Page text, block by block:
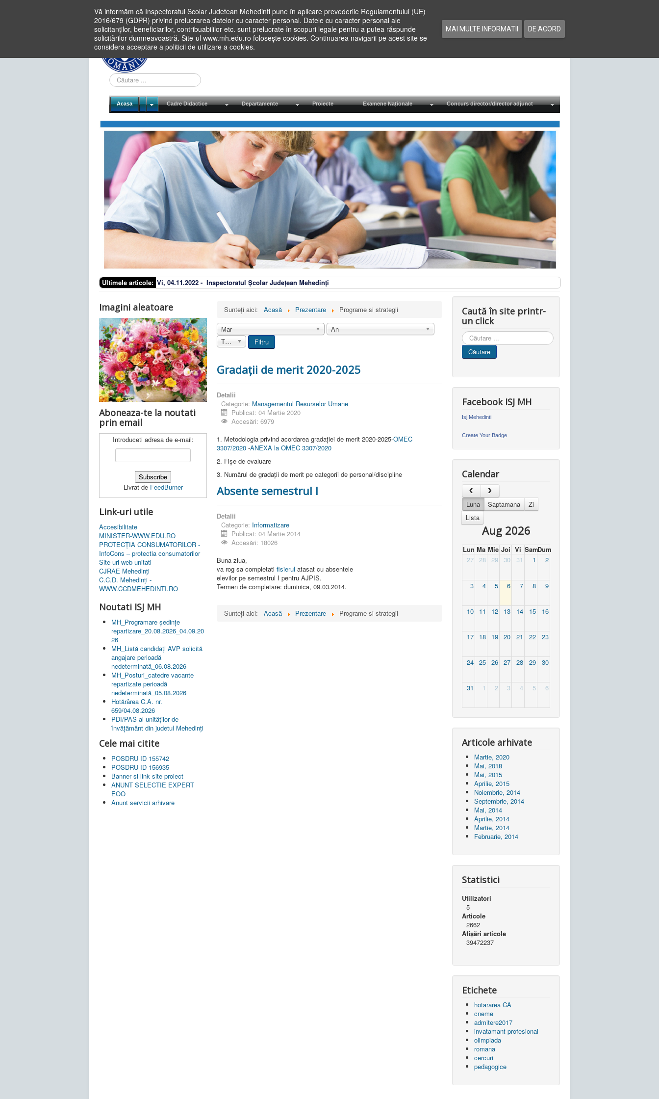
Vă informăm că Inspectoratul Scolar Judetean Mehedinti pune în aplicare prevederile Regulamentului (UE)
2016/679 (GDPR) privind prelucrarea datelor cu caracter personal. Datele cu caracter personal ale
solicitanților, beneficiarilor, contribuabililor etc. sunt prelucrate în scopuri legale pentru a putea răspunde
solicitărilor dumneavoastră. Site-ul www.mh.edu.ro folosește cookies. Continuarea navigarii pe acest site se
considera acceptare a politicii de utilizare a cookies.
MAI MULTE INFORMATII DE ACORD
Cauta
in
site
Acasa Cadre Didactice Departamente Proiecte Examene Naționale Concurs director/director adjunct
Ultimele articole: Vi, 04.11.2022 - Inspectoratul Școlar Județean Mehedinți
Imagini aleatoare
Aboneaza-te la noutati
prin email
Introduceti adresa de e-mail:
Livrat de FeedBurner
Link-uri utile
Accesibilitate
MINISTER-WWW.EDU.RO
PROTECȚIA CONSUMATORILOR -
InfoCons – protectia consumatorilor
Site-uri web unitati
CJRAE Mehedinți
C.C.D. Mehedinţi -
WWW.CCDMEHEDINTI.RO
Noutati ISJ MH
MH_Programare ședințe
repartizare_20.08.2026_04.09.20
26
MH_Listă candidați AVP solicită
angajare perioadă
nedeterminată_06.08.2026
MH_Posturi_catedre vacante
repartizate perioadă
nedeterminată_05.08.2026
Hotărârea C.A. nr.
659/04.08.2026
PDI/PAS al unităților de
învățământ din judetul Mehedinți
Cele mai citite
POSDRU ID 155742
POSDRU ID 156935
Banner si link site proiect
ANUNT SELECTIE EXPERT
EOO
Anunt servicii arhivare
Sunteți aici: Acasă Prezentare Programe si strategii
Mar
An
Toate
Filtru
Gradații de merit 2020-2025
Detalii
Categorie: Managementul Resurselor Umane
Publicat: 04 Martie 2020
Accesări: 6979
1. Metodologia privind acordarea gradației de merit 2020-2025-OMEC
3307/2020 -ANEXA la OMEC 3307/2020
2. Fișe de evaluare
3. Numărul de gradații de merit pe categorii de personal/discipline
Absente semestrul I
Detalii
Categorie: Informatizare
Publicat: 04 Martie 2014
Accesări: 18026
Buna ziua,
va rog sa completati fisierul atasat cu absentele
elevilor pe semestrul I pentru AJPIS.
Termen de completare: duminica, 09.03.2014.
Sunteți aici: Acasă Prezentare Programe si strategii
Caută în site printr-
un click
Cauta
in
site
Căutare
Facebook ISJ MH
Isj Mehedinti
Create Your Badge
Calendar
Luna Saptamana
Zi
Lista
Aug 2026
Lun Ma Mie Joi Vi SamDum
27
28 29 30 31 1 2
3 4 5 6 7 8 9
10 11 12 13 14 15 16
17 18 19 20 21 22 23
24 25 26 27 28 29 30
31 1 2 3 4 5 6
Articole arhivate
Martie, 2020
Mai, 2018
Mai, 2015
Aprilie, 2015
Noiembrie, 2014
Septembrie, 2014
Mai, 2014
Aprilie, 2014
Martie, 2014
Februarie, 2014
Statistici
Utilizatori
5
Articole
2662
Afișări articole
39472237
Etichete
hotararea CA
cneme
admitere2017
invatamant profesional
olimpiada
romana
cercuri
pedagogice